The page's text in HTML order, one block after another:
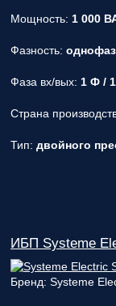
Мощность: 1 000
Фазность:
Фаза вх/вых: 1 Ф /
Страна
Тип: двойного
ИБП Systeme
Бренд: Systeme